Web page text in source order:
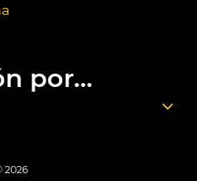
por...
2026